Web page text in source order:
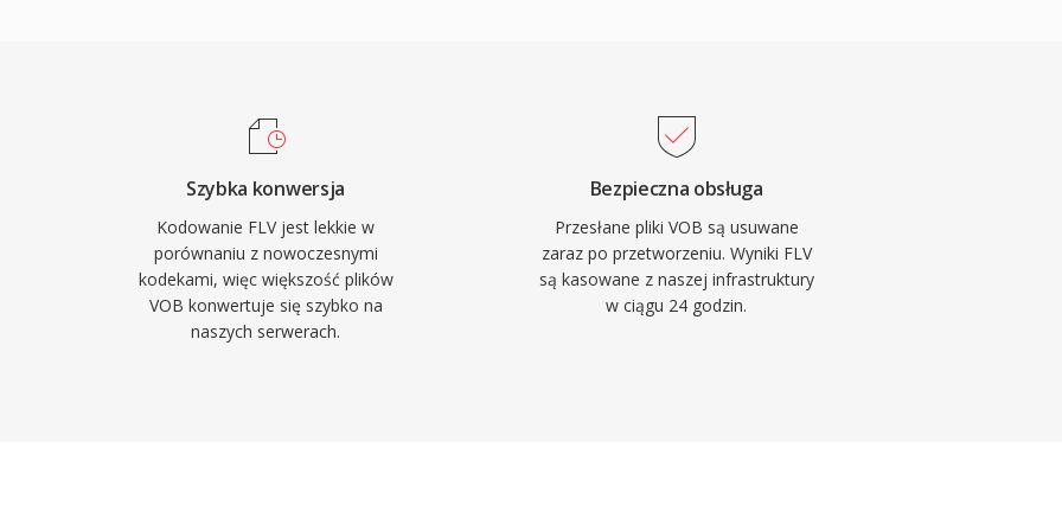
szybkie
Kontener
nawigacja miedzy
FLV
doswiadczenia
zmieniajac rozrywke,
Szybka konwersja
Kodowanie FLV jest lekkie w
porównaniu z nowoczesnymi
kodekami, więc większość plików
VOB konwertuje się szybko na
naszych serwerach.
Bezpieczna obsługa
Przesłane pliki VOB są usuwane
zaraz po przetworzeniu. Wyniki FLV
są kasowane z naszej infrastruktury
w ciągu 24 godzin.